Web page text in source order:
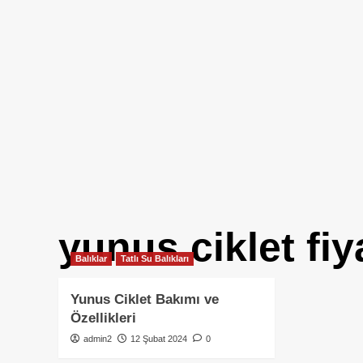
yunus ciklet
Balıklar Tatlı Su Balıkları
Yunus Ciklet Bakımı ve
Özellikleri
admin2 12 Şubat 2024 0